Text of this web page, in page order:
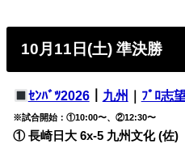
10月11日(土) 準決勝
ｾﾝﾊﾞﾂ2026｜ 九州 ﾌﾟﾛ志
※試合開始：①10:00〜、②12:30〜
① 長崎日大 6x-5 九州文化 (佐)